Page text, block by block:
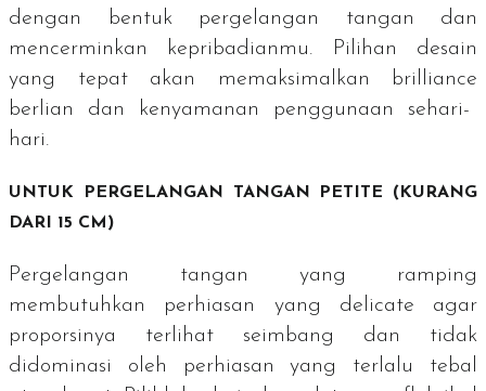
dengan bentuk pergelangan tangan dan
mencerminkan kepribadianmu. Pilihan desain
yang tepat akan memaksimalkan
brilliance
berlian dan kenyamanan penggunaan sehari-
hari.
UNTUK PERGELANGAN TANGAN PETITE (KURANG
DARI 15 CM)
Pergelangan tangan yang ramping
membutuhkan perhiasan yang delicate agar
proporsinya terlihat seimbang dan tidak
didominasi oleh perhiasan yang terlalu tebal